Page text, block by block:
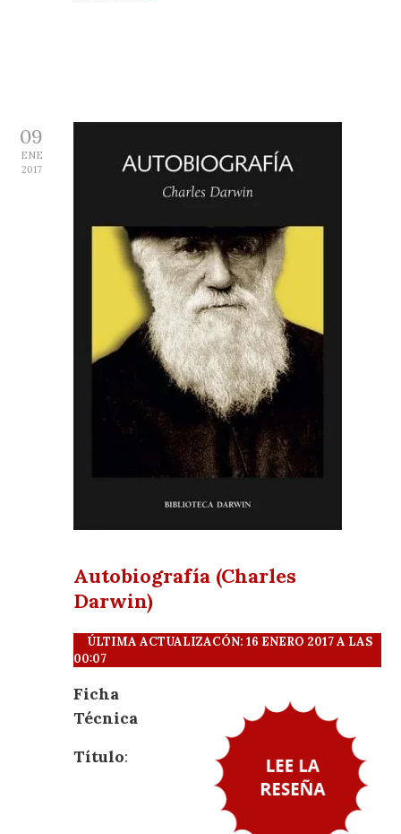
09
ENE
2017
Autobiografía (Charles
Darwin)
ÚLTIMA ACTUALIZACÓN: 16 ENERO 2017 A LAS
00:07
Ficha
Técnica
Título: